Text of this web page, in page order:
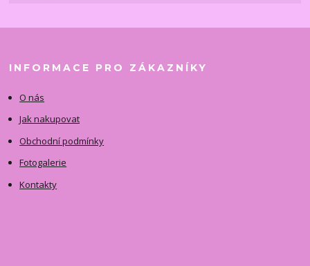
INFORMACE PRO ZÁKAZNÍKY
O nás
Jak nakupovat
Obchodní podmínky
Fotogalerie
Kontakty